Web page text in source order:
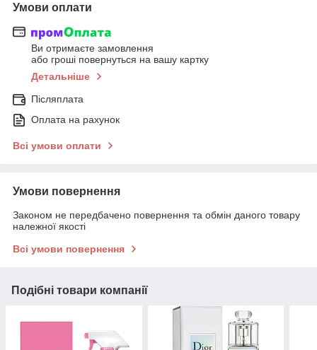
Умови оплати
Ви отримаєте замовлення
або гроші повернуться на вашу картку
Детальніше
Післяплата
Оплата на рахунок
Всі умови оплати
Умови повернення
Законом не передбачено повернення та обмін даного товару
належної якості
Всі умови повернення
Подібні товари компанії